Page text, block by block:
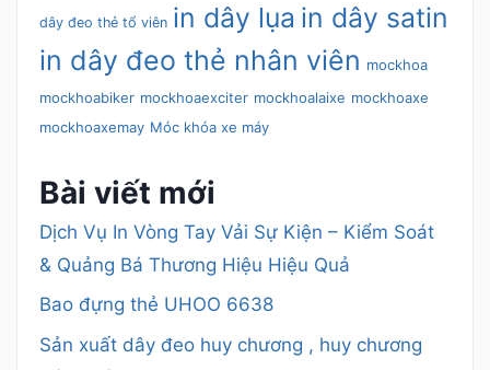
dây đeo thẻ tổ viên in dây lụa in dây satin
in dây đeo thẻ nhân viên mockhoa
mockhoabiker mockhoaexciter mockhoalaixe mockhoaxe
mockhoaxemay Móc khóa xe máy
Bài viết mới
Dịch Vụ In Vòng Tay Vải Sự Kiện – Kiểm Soát
& Quảng Bá Thương Hiệu Hiệu Quả
Bao đựng thẻ UHOO 6638
Sản xuất dây đeo huy chương , huy chương